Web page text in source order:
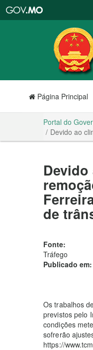
RAE
de
Macau
Página Principal
Portal do
Devido ao
de
Fonte:
Tráfego
Publicado em:
Os trabalhos
previstos pelo
condições
sofrerão
https://